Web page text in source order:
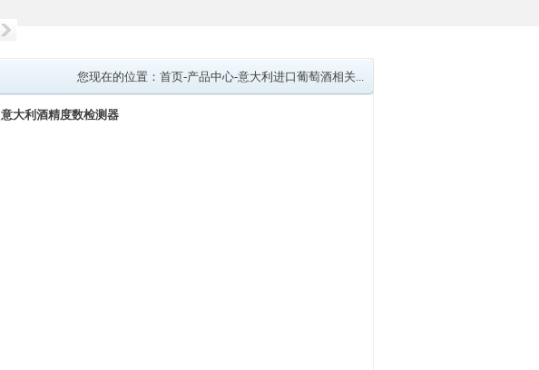
您现在的位置： 首页-产品中心-意大利进口葡萄酒相关...
意大利酒精度数检测器